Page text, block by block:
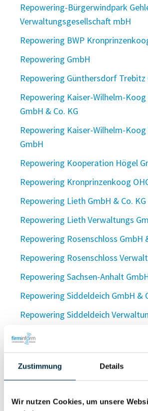
Zustimmung Details
Wir nutzen Cookies, um unsere
Repowering-Bürgerwindpark
Verwaltungsgesellschaft mbH
Repowering BWP
Repowering GmbH
Repowering Günthersdorf Trebitz
Repowering Kaiser-Wilhelm-
GmbH & Co. KG
Repowering Kaiser-Wilhelm-
GmbH
Repowering Kooperation Högel
Repowering Kronprinzenkoog
Repowering Lieth GmbH & Co. KG
Repowering Lieth Verwaltungs
Repowering Rosenschloss GmbH
Repowering Rosenschloss
Repowering Sachsen-Anhalt
Repowering Siddeldeich GmbH &
Repowering Siddeldeich
Repowering Sophienhof GmbH &
Repowering Steinburg GmbH &